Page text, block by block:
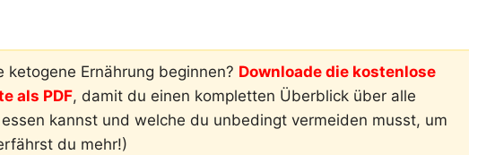
ketogene Ernährung beginnen? Downloade die kostenlose
als PDF, damit du einen kompletten Überblick über alle
kannst und welche du unbedingt vermeiden musst, um
du mehr!)